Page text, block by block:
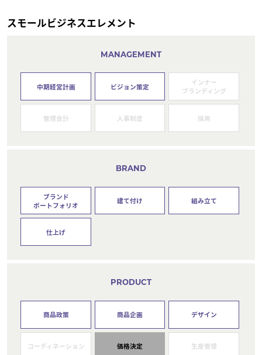
スモールビジネスエレメント
MANAGEMENT
中期経営計画 ビジョン策定
インナー
ブランディング
管理会計 人事制度 採用
BRAND
ブランド
ポートフォリオ
建て付け 組み立て
仕上げ
PRODUCT
商品政策 商品企画 デザイン
コーディネーション 価格決定 生産管理